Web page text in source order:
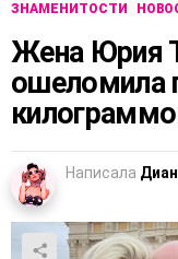
ЗНАМЕНИТОСТИ
Жена Юрия
ошеломила
Написала